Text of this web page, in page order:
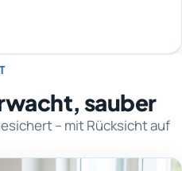
sauber
– mit Rücksicht auf